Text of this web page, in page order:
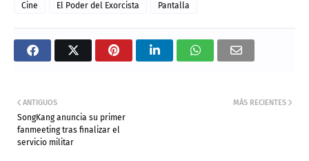
Cine El Poder del Exorcista Pantalla
MÁS RECIENTES
ANTIGUOS
SongKang anuncia su primer
fanmeeting tras finalizar el
servicio militar